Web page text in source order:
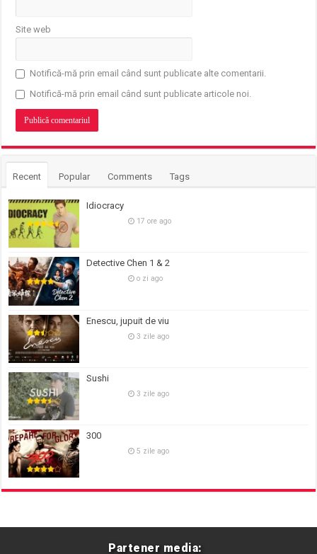
Site web
Notifică-mă prin email când sunt publicate alte comentarii.
Notifică-mă prin email când sunt publicate articole noi.
Recent Popular Comments Tags
Idiocracy
17 ore ago
Detective Chen 1 & 2
o zi ago
Enescu, jupuit de viu
3 zile ago
Sushi
3 zile ago
300
5 zile ago
Partener media: